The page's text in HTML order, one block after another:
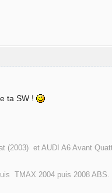
ta SW !
(2003) et AUDI A6 Avant
TMAX 2004 puis 2008 ABS.